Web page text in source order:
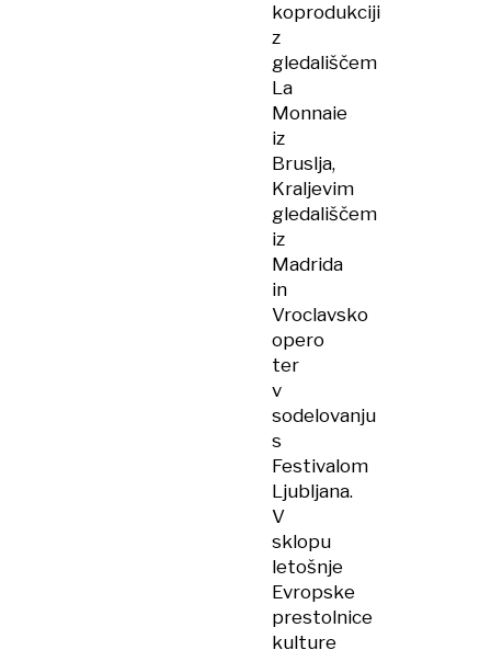
koprodukciji
z
gledališčem
La
Monnaie
iz
Bruslja,
Kraljevim
gledališčem
iz
Madrida
in
Vroclavsko
opero
ter
v
sodelovanju
s
Festivalom
Ljubljana.
V
sklopu
letošnje
Evropske
prestolnice
kulture